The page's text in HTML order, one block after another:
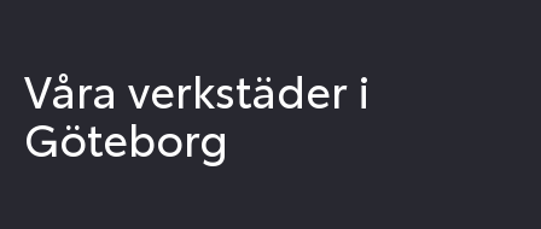
Våra verkstäder i
Göteborg